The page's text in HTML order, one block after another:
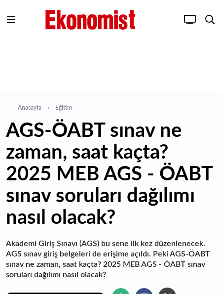
Anasayfa Eğitim
AGS-ÖABT sınav ne
zaman, saat kaçta?
2025 MEB AGS - ÖABT
sınav soruları dağılımı
nasıl olacak?
Akademi Giriş Sınavı (AGS) bu sene ilk kez düzenlenecek.
AGS sınav giriş belgeleri de erişime açıldı. Peki AGS-ÖABT
sınav ne zaman, saat kaçta? 2025 MEB AGS - ÖABT sınav
soruları dağılımı nasıl olacak?